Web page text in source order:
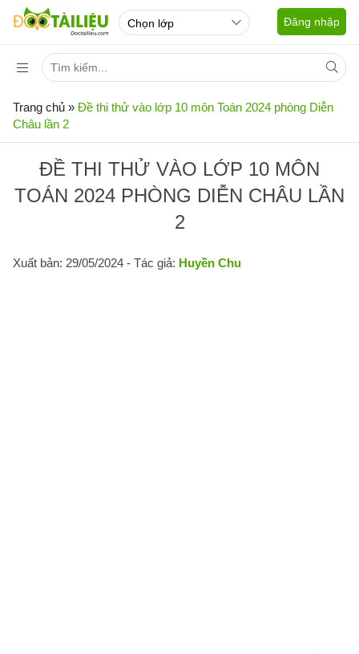
Đăng nhập
Trang chủ » Đề thi thử vào lớp 10 môn Toán 2024 phòng Diễn
Châu lần 2
ĐỀ THI THỬ VÀO LỚP 10 MÔN
TOÁN 2024 PHÒNG DIỄN CHÂU LẦN
2
Xuất bản: 29/05/2024 - Tác giả: Huyền Chu